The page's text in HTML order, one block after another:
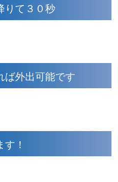
りて３０秒
ば外出可能です
！